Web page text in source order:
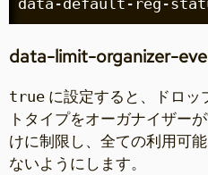
data-limit-organizer-
true に設定すると、ドロッ
トタイプをオーガナイザー
けに制限し、全ての利用可
ないようにします。